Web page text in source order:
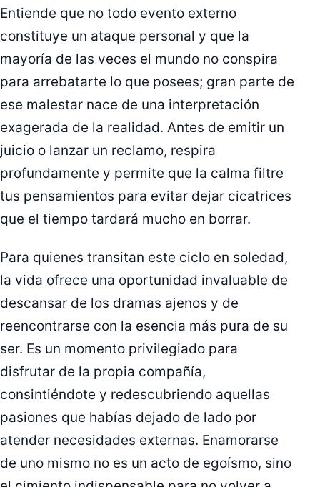
Entiende que no todo evento externo
constituye un ataque personal y que la
mayoría de las veces el mundo no conspira
para arrebatarte lo que posees; gran parte de
ese malestar nace de una interpretación
exagerada de la realidad. Antes de emitir un
juicio o lanzar un reclamo, respira
profundamente y permite que la calma filtre
tus pensamientos para evitar dejar cicatrices
que el tiempo tardará mucho en borrar.
Para quienes transitan este ciclo en soledad,
la vida ofrece una oportunidad invaluable de
descansar de los dramas ajenos y de
reencontrarse con la esencia más pura de su
ser. Es un momento privilegiado para
disfrutar de la propia compañía,
consintiéndote y redescubriendo aquellas
pasiones que habías dejado de lado por
atender necesidades externas. Enamorarse
de uno mismo no es un acto de egoísmo, sino